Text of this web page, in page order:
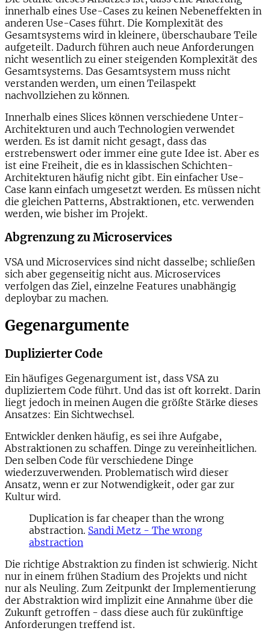
innerhalb eines Use-Cases zu keinen Nebeneffekten in
anderen Use-Cases führt. Die Komplexität des
Gesamtsystems wird in kleinere, überschaubare Teile
aufgeteilt. Dadurch führen auch neue Anforderungen
nicht wesentlich zu einer steigenden Komplexität des
Gesamtsystems. Das Gesamtsystem muss nicht
verstanden werden, um einen Teilaspekt
nachvollziehen zu können.
Innerhalb eines Slices können verschiedene Unter-
Architekturen und auch Technologien verwendet
werden. Es ist damit nicht gesagt, dass das
erstrebenswert oder immer eine gute Idee ist. Aber es
ist eine Freiheit, die es in klassischen Schichten-
Architekturen häufig nicht gibt. Ein einfacher Use-
Case kann einfach umgesetzt werden. Es müssen nicht
die gleichen Patterns, Abstraktionen, etc. verwenden
werden, wie bisher im Projekt.
Abgrenzung zu Microservices
VSA und Microservices sind nicht dasselbe; schließen
sich aber gegenseitig nicht aus. Microservices
verfolgen das Ziel, einzelne Features unabhängig
deploybar zu machen.
Gegenargumente
Duplizierter Code
Ein häufiges Gegenargument ist, dass VSA zu
dupliziertem Code führt. Und das ist oft korrekt. Darin
liegt jedoch in meinen Augen die größte Stärke dieses
Ansatzes: Ein Sichtwechsel.
Entwickler denken häufig, es sei ihre Aufgabe,
Abstraktionen zu schaffen. Dinge zu vereinheitlichen.
Den selben Code für verschiedene Dinge
wiederzuverwenden. Problematisch wird dieser
Ansatz, wenn er zur Notwendigkeit, oder gar zur
Kultur wird.
Duplication is far cheaper than the wrong
abstraction. Sandi Metz - The wrong
abstraction
Die richtige Abstraktion zu finden ist schwierig. Nicht
nur in einem frühen Stadium des Projekts und nicht
nur als Neuling. Zum Zeitpunkt der Implementierung
der Abstraktion wird implizit eine Annahme über die
Zukunft getroffen - dass diese auch für zukünftige
Anforderungen treffend ist.